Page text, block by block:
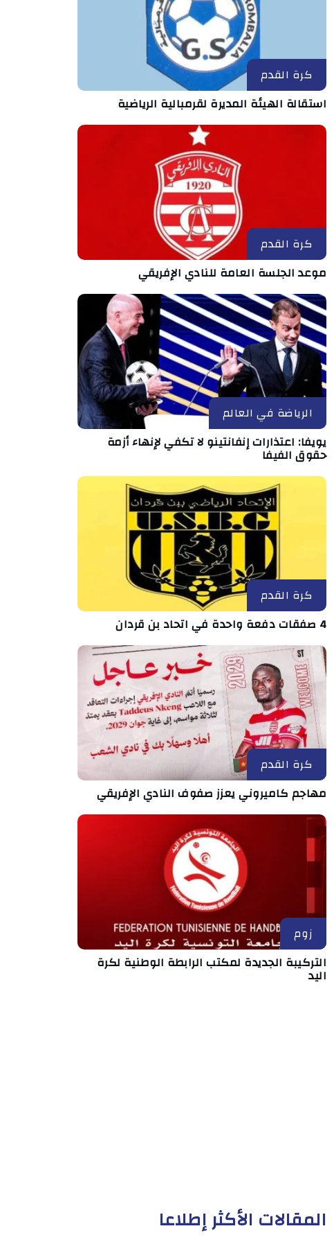
كرة القدم
استقالة الهيئة المديرة لقرمبالية الرياضية
كرة القدم
موعد الجلسة العامة للنادي الإفريقي
الرياضة في العالم
يويفا: اعتذارات إنفانتينو لا تكفي لإنهاء أزمة
حقوق الفيفا
كرة القدم
4 صفقات دفعة واحدة في اتحاد بن قردان
كرة القدم
مهاجم كاميروني يعزز صفوف النادي الإفريقي
زوم
التركيبة الجديدة لمكتب الرابطة الوطنية لكرة
اليد
المقالات الأكثر إطلاعا